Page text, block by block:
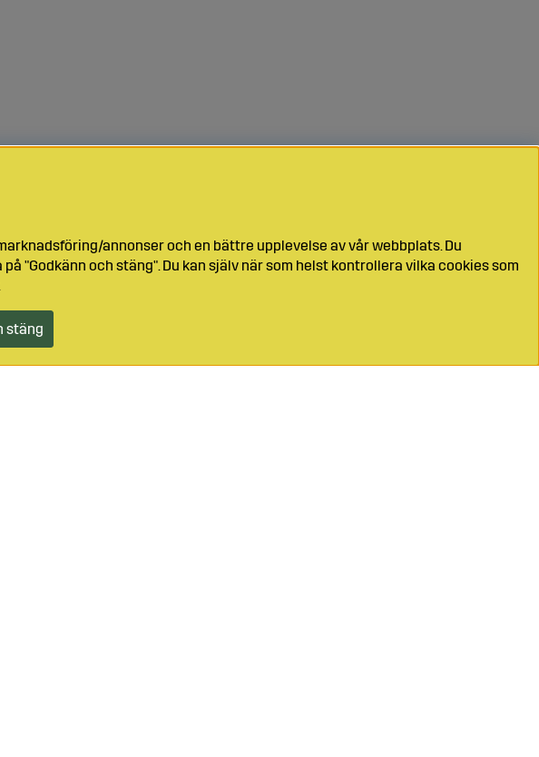
annonser och en bättre upplevelse av vår webbplats. Du
"Godkänn och stäng". Du kan själv när som helst kontrollera vilka cookies som
stäng